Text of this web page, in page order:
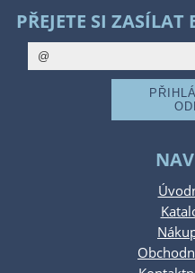
PŘEJETE SI ZASÍLAT